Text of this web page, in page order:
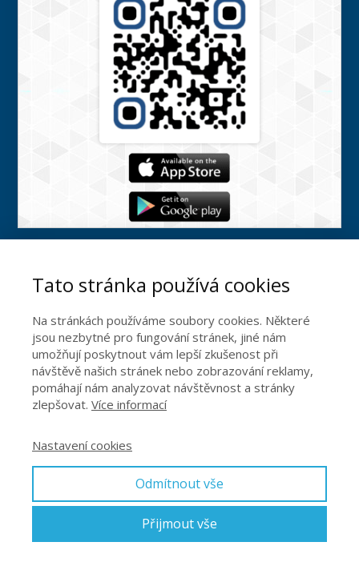
ÚVOD
ČLÁNKY
SLUŽBY
ARCHIV
© 2011 - 2026 Všechna práva vyhrazena BMCO s.r.o. | Praktický
rádce pro SVJ | společenství vlastníků jednotek
Tato stránka používá cookies
Na stránkách používáme soubory cookies. Některé
jsou nezbytné pro fungování stránek, jiné nám
umožňují poskytnout vám lepší zkušenost při
návštěvě našich stránek nebo zobrazování reklamy,
pomáhají nám analyzovat návštěvnost a stránky
zlepšovat. Více informací
Nastavení cookies
Odmítnout vše
Přijmout vše